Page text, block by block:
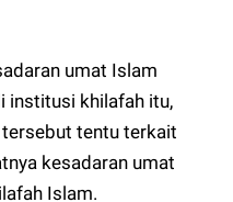
umat Islam
institusi khilafah itu,
tentu terkait
kesadaran umat
Islam.